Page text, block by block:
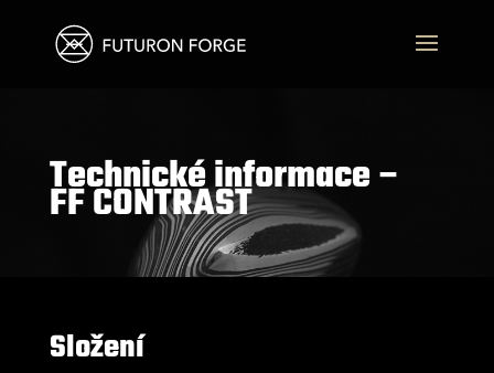
Technické informace –
FF CONTRAST
Složení